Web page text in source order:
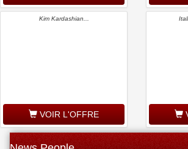
Kim Kardashian...
VOIR L'OFFRE